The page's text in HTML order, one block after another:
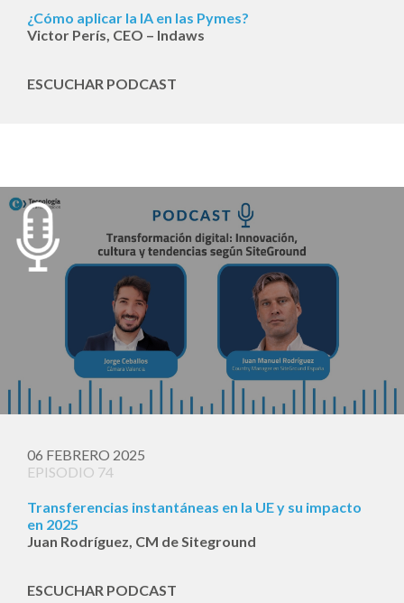
¿Cómo aplicar la IA en las Pymes?
Victor Perís, CEO – Indaws
ESCUCHAR PODCAST
06 FEBRERO 2025
EPISODIO 74
Transferencias instantáneas en la UE y su impacto
en 2025
Juan Rodríguez, CM de Siteground
ESCUCHAR PODCAST